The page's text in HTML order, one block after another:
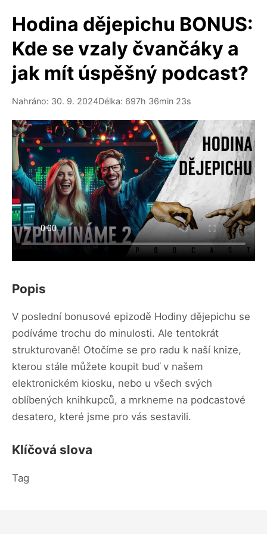
Hodina dějepichu BONUS:
Kde se vzaly čvančáky a
jak mít úspěšný podcast?
Nahráno: 30. 9. 2024Délka: 697h 36min 23s
Popis
V poslední bonusové epizodě Hodiny dějepichu se
podíváme trochu do minulosti. Ale tentokrát
strukturovaně! Otočíme se pro radu k naší knize,
kterou stále můžete koupit buď v našem
elektronickém kiosku, nebo u všech svých
oblíbených knihkupců, a mrkneme na podcastové
desatero, které jsme pro vás sestavili.
Klíčová slova
Tag